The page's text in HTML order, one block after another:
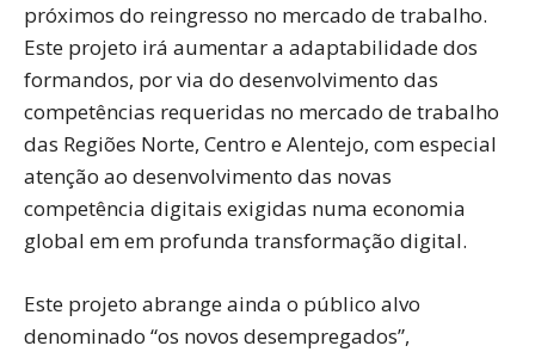
próximos do reingresso no mercado de trabalho.
Este projeto irá aumentar a adaptabilidade dos
formandos, por via do desenvolvimento das
competências requeridas no mercado de trabalho
das Regiões Norte, Centro e Alentejo, com especial
atenção ao desenvolvimento das novas
competência digitais exigidas numa economia
global em em profunda transformação digital.
Este projeto abrange ainda o público alvo
denominado “os novos desempregados”,